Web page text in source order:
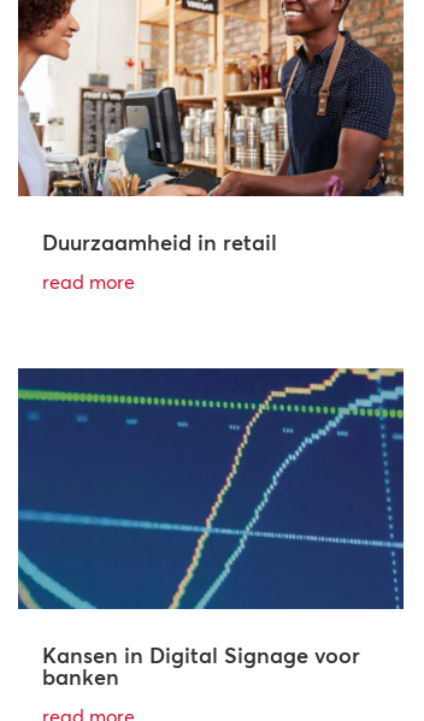
Duurzaamheid in retail
read more
Kansen in Digital Signage voor
banken